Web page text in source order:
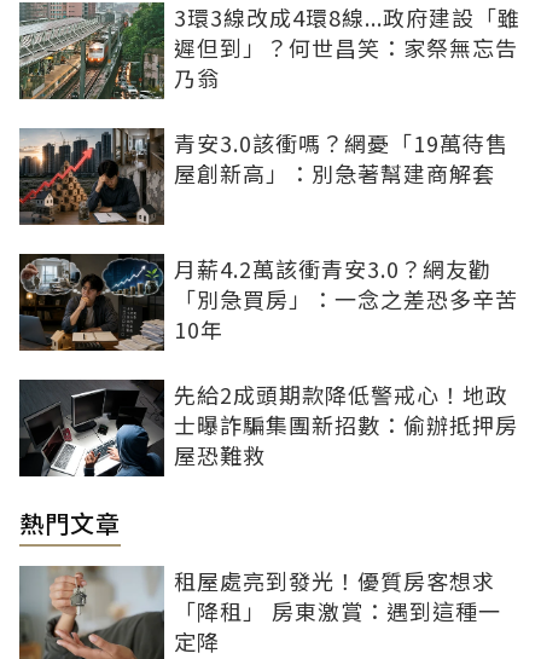
3環3線改成4環8線...政府建設「雖
遲但到」？何世昌笑：家祭無忘告
乃翁
青安3.0該衝嗎？網憂「19萬待售
屋創新高」：別急著幫建商解套
月薪4.2萬該衝青安3.0？網友勸
「別急買房」：一念之差恐多辛苦
10年
先給2成頭期款降低警戒心！地政
士曝詐騙集團新招數：偷辦抵押房
屋恐難救
熱門文章
租屋處亮到發光！優質房客想求
「降租」 房東激賞：遇到這種一
定降